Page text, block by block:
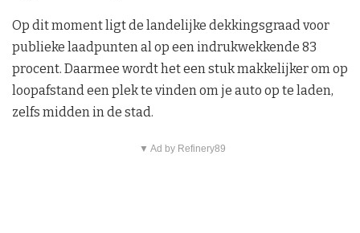
Op dit moment ligt de landelijke dekkingsgraad voor
publieke laadpunten al op een indrukwekkende 83
procent. Daarmee wordt het een stuk makkelijker om op
loopafstand een plek te vinden om je auto op te laden,
zelfs midden in de stad.
▼ Ad by Refinery89